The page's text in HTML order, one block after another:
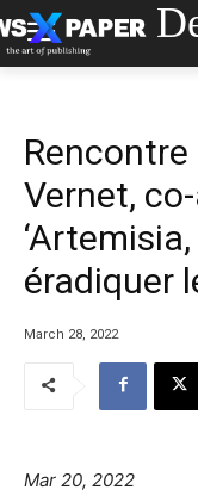
Vernet,
éradiquer
March 28, 2022
Mar 20, 2022